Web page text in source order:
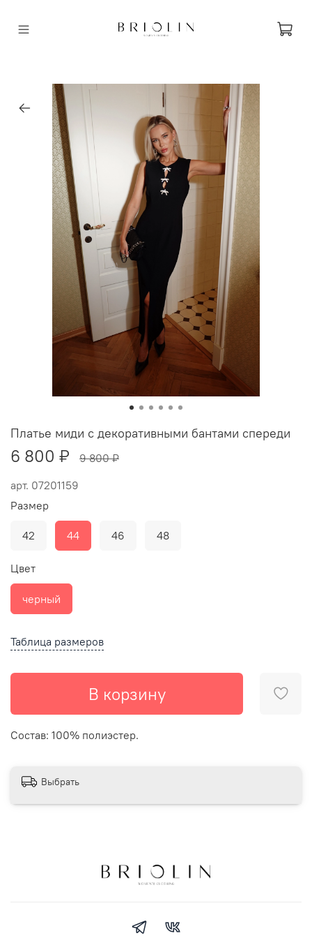
арт. 07201159
Платье миди с декоративными бантами спереди
6 800 ₽ 9 800 ₽
Таблица размеров
В корзину
Размер
42 44 46 48
Цвет
черный
Состав: 100% полиэстер.
Выбрать